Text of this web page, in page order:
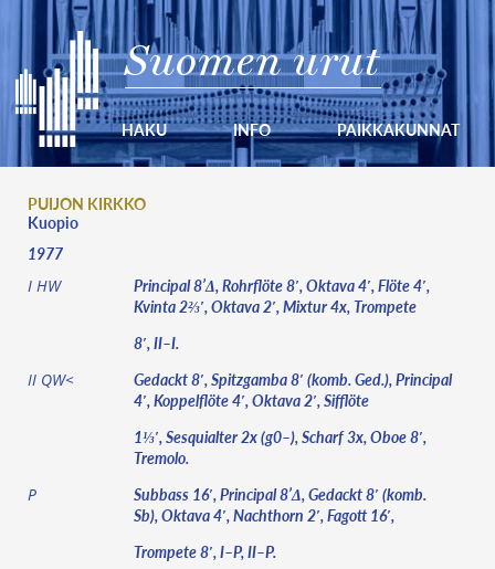
Suomen urut
HAKU INFO PAIKKAKUNNAT
PUIJON KIRKKO
Kuopio
1977
I HW
Principal 8’Δ, Rohrflöte 8′, Oktava 4′, Flöte 4′,
Kvinta 2⅔′, Oktava 2′, Mixtur 4x, Trompete
8′, II–I.
II QW<
Gedackt 8′, Spitzgamba 8′ (komb. Ged.), Principal
4′, Koppelflöte 4′, Oktava 2′, Sifflöte
1⅓′, Sesquialter 2x (g0–), Scharf 3x, Oboe 8′,
Tremolo.
P
Subbass 16′, Principal 8’Δ, Gedackt 8′ (komb.
Sb), Oktava 4′, Nachthorn 2′, Fagott 16′,
Trompete 8′, I–P, II–P.